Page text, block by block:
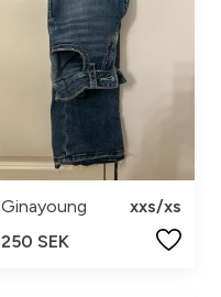
Ginayoung
xxs/xs
250 SEK